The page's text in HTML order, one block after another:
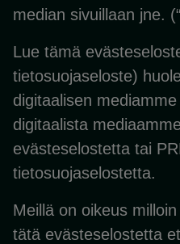
median sivuillaan jne. (“
Lue tämä
tietosuojaseloste)
digitaalisen
digitaalista
evästeselostetta tai
tietosuojaselostetta.
Meillä on oikeus
tätä evästeselostetta